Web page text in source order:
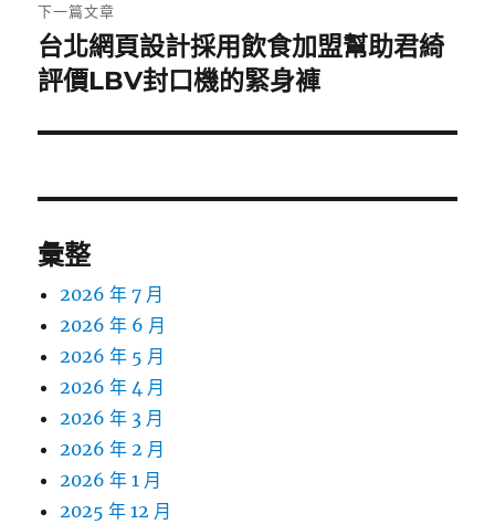
下一篇文章
下
一
文
台北網頁設計採用飲食加盟幫助君綺
評價LBV封口機的緊身褲
彙整
2026 年 7 月
2026 年 6 月
2026 年 5 月
2026 年 4 月
2026 年 3 月
2026 年 2 月
2026 年 1 月
2025 年 12 月